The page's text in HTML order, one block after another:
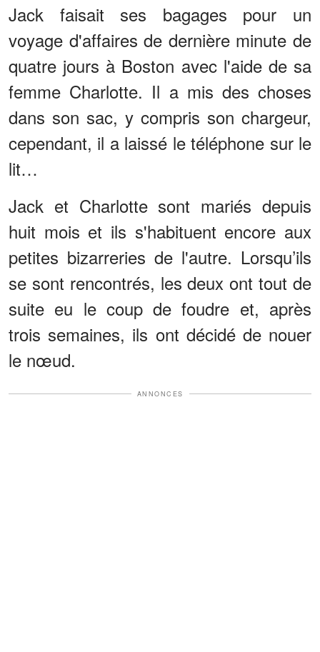
Jack faisait ses bagages pour un
voyage d'affaires de dernière minute de
quatre jours à Boston avec l'aide de sa
femme Charlotte. Il a mis des choses
dans son sac, y compris son chargeur,
cependant, il a laissé le téléphone sur le
lit…
Jack et Charlotte sont mariés depuis
huit mois et ils s'habituent encore aux
petites bizarreries de l'autre. Lorsqu’ils
se sont rencontrés, les deux ont tout de
suite eu le coup de foudre et, après
trois semaines, ils ont décidé de nouer
le nœud.
ANNONCES